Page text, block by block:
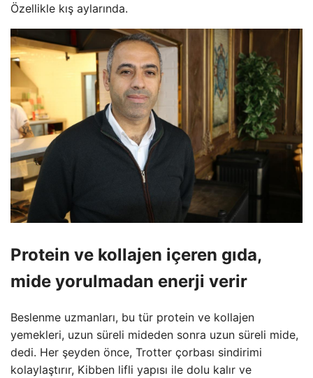
Özellikle kış aylarında.
Protein ve kollajen içeren gıda,
mide yorulmadan enerji verir
Beslenme uzmanları, bu tür protein ve kollajen
yemekleri, uzun süreli mideden sonra uzun süreli mide,
dedi. Her şeyden önce, Trotter çorbası sindirimi
kolaylaştırır, Kibben lifli yapısı ile dolu kalır ve